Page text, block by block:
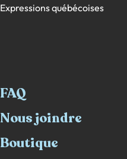
Expressions québécoises
FAQ
Nous joindre
Boutique